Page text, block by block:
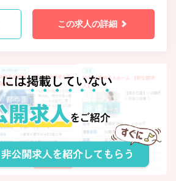
この求人の詳細